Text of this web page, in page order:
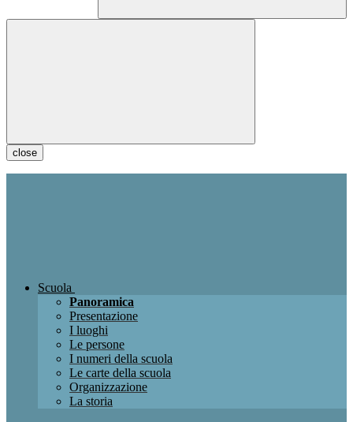
close
Scuola
Panoramica
Presentazione
I luoghi
Le persone
I numeri della scuola
Le carte della scuola
Organizzazione
La storia